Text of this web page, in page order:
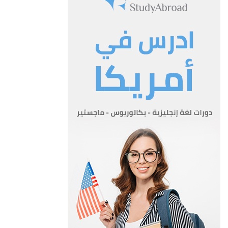
ب- على الوزارة الاعلان عن البعثة او المنحة العلمية المتوافرة
بصحيفة يومية محلية على الاقل.
يشترط فيمن يتقدم للبعثة او المنحة العلمية ما يلي:-
أ-ان يكون اردني الجنسية.
ب-ان يكون حاصلا على شهادة الدراسة الثانوية العامة الاردنية او ما
ج-ان يكون حائزاً على اعلى المعدلات من بين المتقدمين للبعثة او
المنحة العلمية وفقا للاسس التي تضعها اللجنة ويعتمدها
د-ان يجتاز الفحص الطبي بموجب تقرير من وزارة الصحة.هـ-غير
محكوم بجناية او بجنحة مخلة بالشرف والآداب العامة.
المادة 5